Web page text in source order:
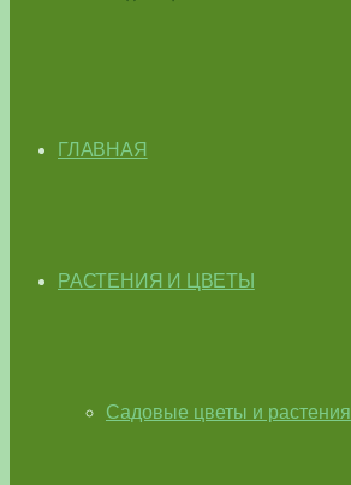
ГЛАВНАЯ
РАСТЕНИЯ И ЦВЕТЫ
Садовые цветы и растения